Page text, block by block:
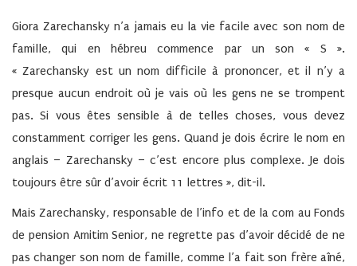
Giora Zarechansky n’a jamais eu la vie facile avec son nom de
famille, qui en hébreu commence par un son « S ».
« Zarechansky est un nom difficile à prononcer, et il n’y a
presque aucun endroit où je vais où les gens ne se trompent
pas. Si vous êtes sensible à de telles choses, vous devez
constamment corriger les gens. Quand je dois écrire le nom en
anglais – Zarechansky – c’est encore plus complexe. Je dois
toujours être sûr d’avoir écrit 11 lettres », dit-il.
Mais Zarechansky, responsable de l’info et de la com au Fonds
de pension Amitim Senior, ne regrette pas d’avoir décidé de ne
pas changer son nom de famille, comme l’a fait son frère aîné,